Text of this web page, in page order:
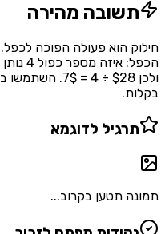
תשובה מהירה
ולכן $28 ÷ 4 =
בקלות.
תרגיל לדוגמא
תמונה תטען בקרוב...